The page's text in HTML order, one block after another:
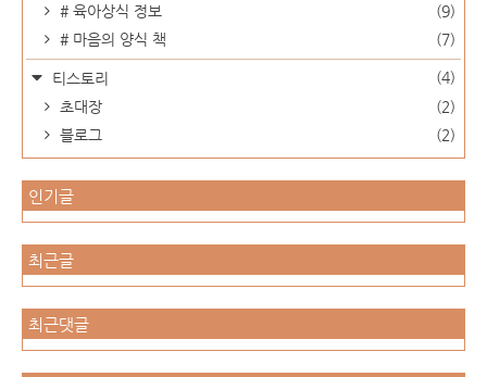
# 육아상식 정보
(9)
# 마음의 양식 책
(7)
티스토리
(4)
초대장
(2)
블로그
(2)
인기글
최근글
최근댓글